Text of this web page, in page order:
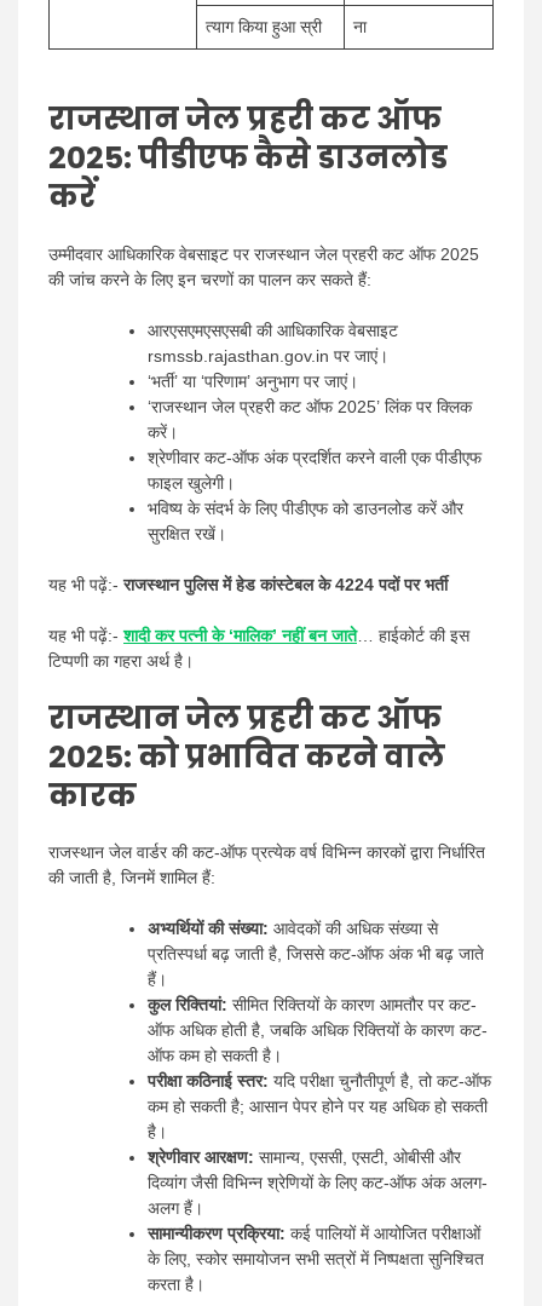
त्याग किया हुआ स्री ना
राजस्थान जेल प्रहरी कट ऑफ
2025: पीडीएफ कैसे डाउनलोड
करें
उम्मीदवार आधिकारिक वेबसाइट पर राजस्थान जेल प्रहरी कट ऑफ 2025
की जांच करने के लिए इन चरणों का पालन कर सकते हैं:
आरएसएमएसएसबी की आधिकारिक वेबसाइट
rsmssb.rajasthan.gov.in पर जाएं।
‘भर्ती’ या ‘परिणाम’ अनुभाग पर जाएं।
‘राजस्थान जेल प्रहरी कट ऑफ 2025’ लिंक पर क्लिक
करें।
श्रेणीवार कट-ऑफ अंक प्रदर्शित करने वाली एक पीडीएफ
फाइल खुलेगी।
भविष्य के संदर्भ के लिए पीडीएफ को डाउनलोड करें और
सुरक्षित रखें।
यह भी पढ़ें:-राजस्थान पुलिस में हेड कांस्टेबल के 4224 पदों पर भर्ती
यह भी पढ़ें:-शादी कर पत्नी के ‘मालिक’ नहीं बन जाते… हाईकोर्ट की इस
टिप्पणी का गहरा अर्थ है।
राजस्थान जेल प्रहरी कट ऑफ
2025: को प्रभावित करने वाले
कारक
राजस्थान जेल वार्डर की कट-ऑफ प्रत्येक वर्ष विभिन्न कारकों द्वारा निर्धारित
की जाती है, जिनमें शामिल हैं:
अभ्यर्थियों की संख्या: आवेदकों की अधिक संख्या से
प्रतिस्पर्धा बढ़ जाती है, जिससे कट-ऑफ अंक भी बढ़ जाते
हैं।
कुल रिक्तियां: सीमित रिक्तियों के कारण आमतौर पर कट-
ऑफ अधिक होती है, जबकि अधिक रिक्तियों के कारण कट-
ऑफ कम हो सकती है।
परीक्षा कठिनाई स्तर: यदि परीक्षा चुनौतीपूर्ण है, तो कट-ऑफ
कम हो सकती है; आसान पेपर होने पर यह अधिक हो सकती
है।
श्रेणीवार आरक्षण: सामान्य, एससी, एसटी, ओबीसी और
दिव्यांग जैसी विभिन्न श्रेणियों के लिए कट-ऑफ अंक अलग-
अलग हैं।
सामान्यीकरण प्रक्रिया: कई पालियों में आयोजित परीक्षाओं
के लिए, स्कोर समायोजन सभी सत्रों में निष्पक्षता सुनिश्चित
करता है।